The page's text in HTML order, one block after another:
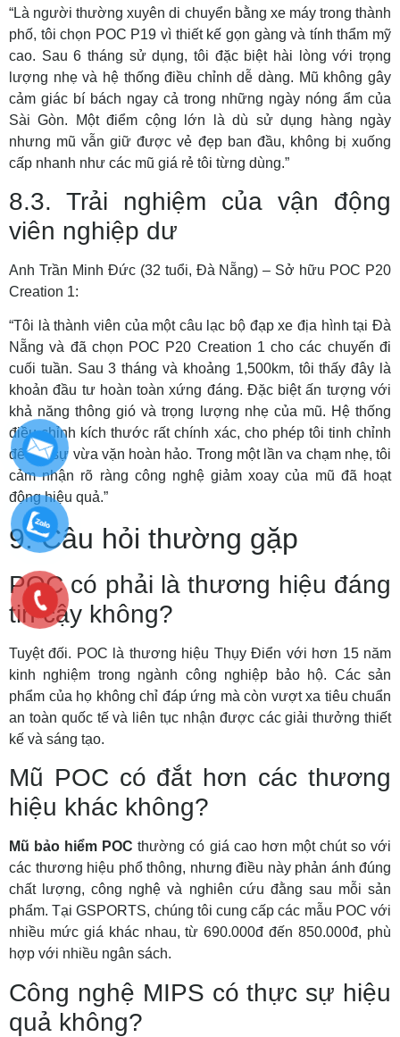
“Là người thường xuyên di chuyển bằng xe máy trong thành
phố, tôi chọn POC P19 vì thiết kế gọn gàng và tính thẩm mỹ
cao. Sau 6 tháng sử dụng, tôi đặc biệt hài lòng với trọng
lượng nhẹ và hệ thống điều chỉnh dễ dàng. Mũ không gây
cảm giác bí bách ngay cả trong những ngày nóng ẩm của
Sài Gòn. Một điểm cộng lớn là dù sử dụng hàng ngày
nhưng mũ vẫn giữ được vẻ đẹp ban đầu, không bị xuống
cấp nhanh như các mũ giá rẻ tôi từng dùng.”
8.3. Trải nghiệm của vận động
viên nghiệp dư
Anh Trần Minh Đức (32 tuổi, Đà Nẵng) – Sở hữu POC P20
Creation 1:
“Tôi là thành viên của một câu lạc bộ đạp xe địa hình tại Đà
Nẵng và đã chọn POC P20 Creation 1 cho các chuyến đi
cuối tuần. Sau 3 tháng và khoảng 1,500km, tôi thấy đây là
khoản đầu tư hoàn toàn xứng đáng. Đặc biệt ấn tượng với
khả năng thông gió và trọng lượng nhẹ của mũ. Hệ thống
điều chỉnh kích thước rất chính xác, cho phép tôi tinh chỉnh
để đạt sự vừa vặn hoàn hảo. Trong một lần va chạm nhẹ, tôi
cảm nhận rõ ràng công nghệ giảm xoay của mũ đã hoạt
động hiệu quả.”
9. Câu hỏi thường gặp
POC có phải là thương hiệu đáng
tin cậy không?
Tuyệt đối. POC là thương hiệu Thụy Điển với hơn 15 năm
kinh nghiệm trong ngành công nghiệp bảo hộ. Các sản
phẩm của họ không chỉ đáp ứng mà còn vượt xa tiêu chuẩn
an toàn quốc tế và liên tục nhận được các giải thưởng thiết
kế và sáng tạo.
Mũ POC có đắt hơn các thương
hiệu khác không?
Mũ bảo hiểm POC thường có giá cao hơn một chút so với
các thương hiệu phổ thông, nhưng điều này phản ánh đúng
chất lượng, công nghệ và nghiên cứu đằng sau mỗi sản
phẩm. Tại GSPORTS, chúng tôi cung cấp các mẫu POC với
nhiều mức giá khác nhau, từ 690.000đ đến 850.000đ, phù
hợp với nhiều ngân sách.
Công nghệ MIPS có thực sự hiệu
quả không?